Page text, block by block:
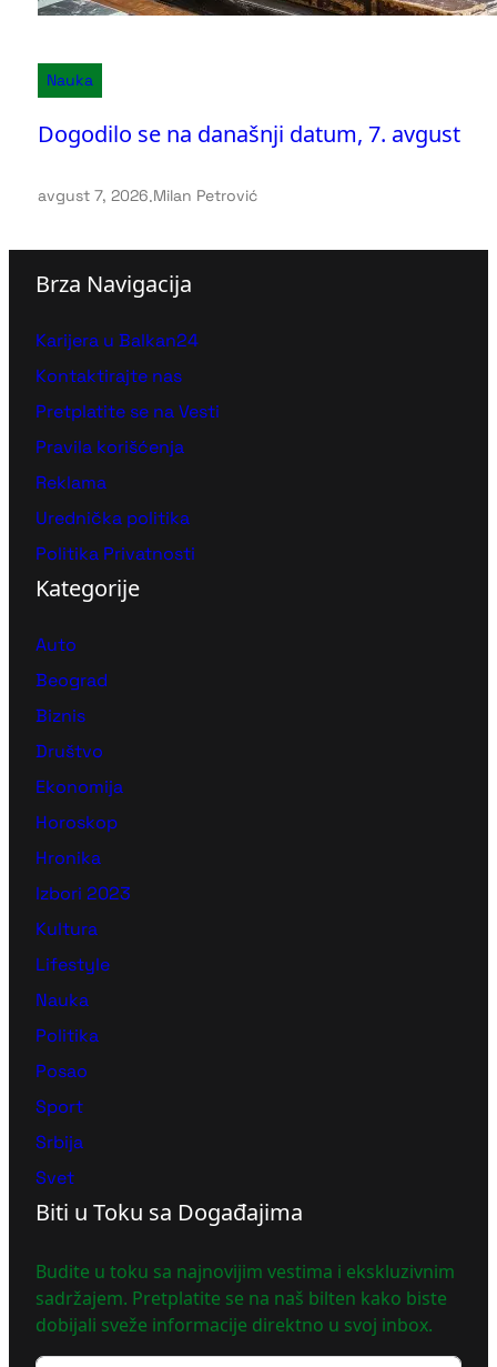
Nauka
Dogodilo se na današnji datum, 7. avgust
avgust 7, 2026.Milan Petrović
Brza Navigacija
Karijera u Balkan24
Kontaktirajte nas
Pretplatite se na Vesti
Pravila korišćenja
Reklama
Urednička politika
Politika Privatnosti
Kategorije
Auto
Beograd
Biznis
Društvo
Ekonomija
Horoskop
Hronika
Izbori 2023
Kultura
Lifestyle
Nauka
Politika
Posao
Sport
Srbija
Svet
Biti u Toku sa Događajima
Budite u toku sa najnovijim vestima i ekskluzivnim
sadržajem. Pretplatite se na naš bilten kako biste
dobijali sveže informacije direktno u svoj inbox.